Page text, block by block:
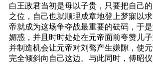
白王政君当初是母以子贵，只要把自己
之位，自己也就顺理成章地登上梦寐以
帝就成为这场争夺战最重要的砝码，于
媚惑，并且时时处处在元帝面前夸赞儿子
并制造机会让元帝对刘骜产生嫌隙，使
完全倾斜向自己这边。与此同时，傅昭